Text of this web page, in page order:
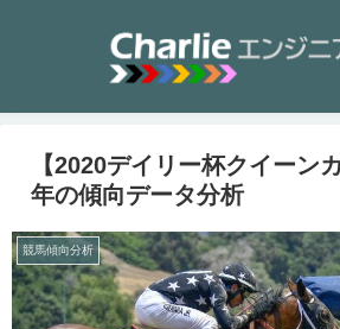
【2020デイリー杯クイーン
年の傾向データ分析
競馬傾向分析